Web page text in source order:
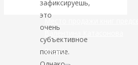
зафиксируешь,
это
очень
субъективное
понятие.
Место продажи книг
Валентина Катасонова
Видео